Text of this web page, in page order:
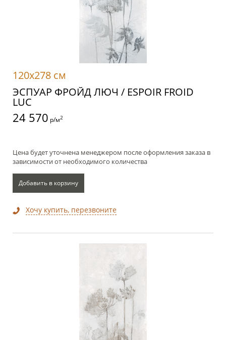
120x278 см
ЭСПУАР ФРОЙД ЛЮЧ / ESPOIR FROID
LUC
24 570 р/м2
Цена будет уточнена менеджером после оформления заказа в
зависимости от необходимого количества
Добавить в корзину
Хочу купить, перезвоните